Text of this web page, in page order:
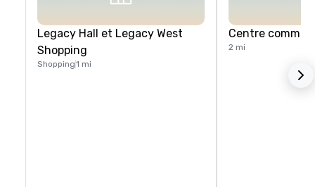
Legacy Hall et Legacy West
Shopping
Shopping1 mi
Centre
2 mi